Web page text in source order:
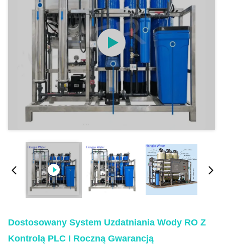
Dostosowany System Uzdatniania Wody RO Z
Kontrolą PLC I Roczną Gwarancją